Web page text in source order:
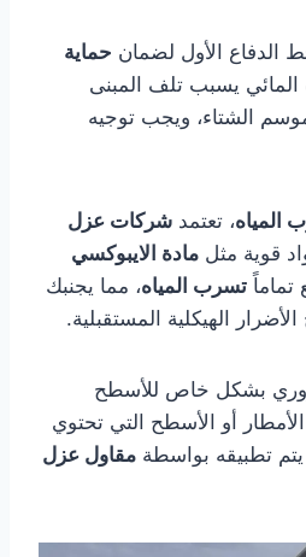
الدفاع الأول لضمان حماية
يسبب تلف المبنى
الشتاء، ويجب توجيه
المياه، تعتمد شركات عزل
قوية مثل مادة الايبوكسي
تماماً تسرب المياه، مما يجنبك
الهيكلية المستقبلية.
بشكل خاص للأسطح
أو الأسطح التي تحتوي
تطبيقه بواسطة مقاول عزل